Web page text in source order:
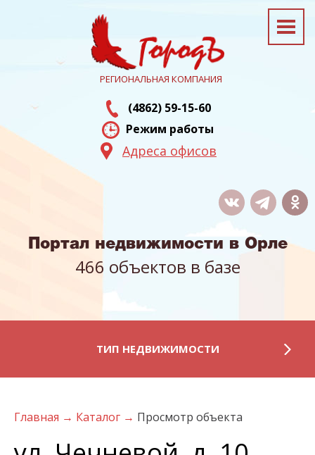
РЕГИОНАЛЬНАЯ КОМПАНИЯ
(4862) 59-15-60
Режим работы
Адреса офисов
Портал недвижимости в Орле
466 объектов в базе
ТИП НЕДВИЖИМОСТИ
Главная → Каталог → Просмотр объекта